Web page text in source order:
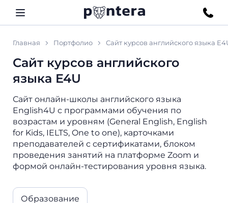
Главная Портфолио Сайт курсов английского языка
Сайт курсов английского
языка E4U
Сайт онлайн-школы английского языка
English4U с программами обучения по
возрастам и уровням (General English, English
for Kids, IELTS, One to one), карточками
преподавателей с сертификатами, блоком
проведения занятий на платформе Zoom и
формой онлайн-тестирования уровня языка.
Образование